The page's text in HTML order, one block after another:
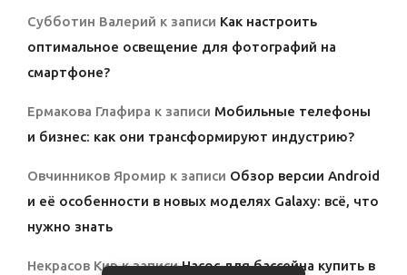
Субботин Валерий к записи Как настроить
оптимальное освещение для фотографий на
смартфоне?
Ермакова Глафира к записи Мобильные телефоны
и бизнес: как они трансформируют индустрию?
Овчинников Яромир к записи Обзор версии Android
и её особенности в новых моделях Galaxy: всё, что
нужно знать
Некрасов Кирк записиНасос для бассейна купить в